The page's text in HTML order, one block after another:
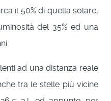
il 50% di quella solare,
del 35% ed una
ad una distanza reale
tra le stelle più vicine